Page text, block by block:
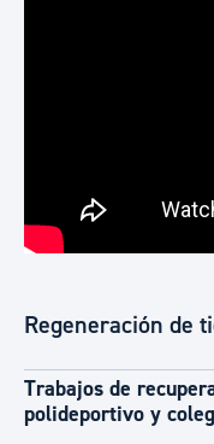
Regeneración de
Trabajos de
polideportivo y